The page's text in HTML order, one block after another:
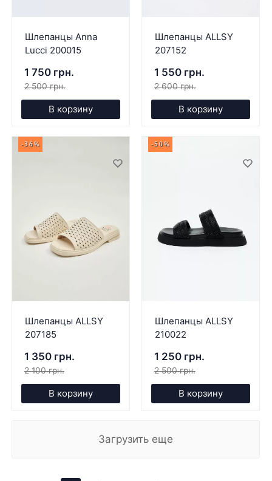
Шлепанцы Anna
Lucci 200015
1 750 грн.
2 500 грн.
В корзину
Шлепанцы ALLSY
207152
1 550 грн.
2 600 грн.
В корзину
-36%
Шлепанцы ALLSY
207185
1 350 грн.
2 100 грн.
В корзину
-50%
Шлепанцы ALLSY
210022
1 250 грн.
2 500 грн.
В корзину
Загрузить еще